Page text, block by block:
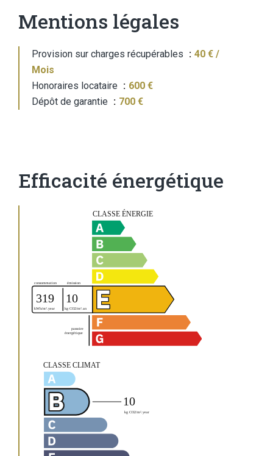
Mentions légales
Provision sur charges récupérables
40 € /
Mois
Honoraires locataire
600 €
Dépôt de garantie
700 €
Efficacité énergétique